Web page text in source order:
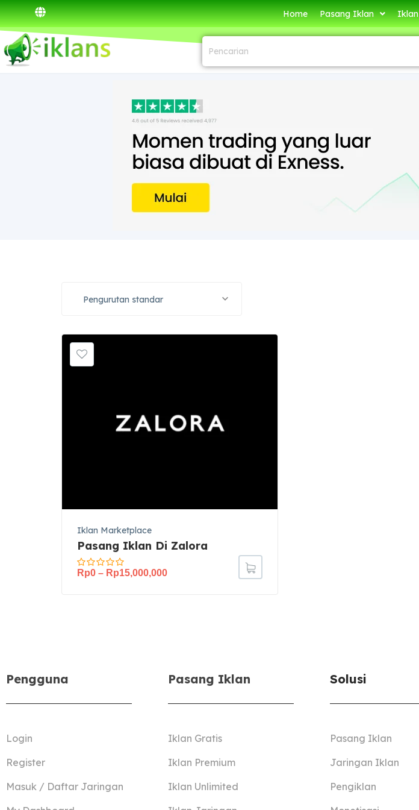
Home Pasang Iklan Iklan
Pengurutan standar
Iklan Marketplace
Pasang Iklan Di Zalora
Rp0 – Rp15,000,000
Pengguna
Login
Register
Masuk / Daftar Jaringan
Pasang Iklan
Iklan Gratis
Iklan Premium
Iklan Unlimited
Solusi
Pasang Iklan
Jaringan Iklan
Pengiklan